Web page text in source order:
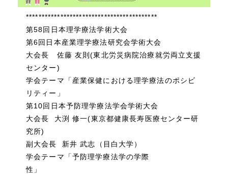
******************************************
第58回日本理学療法学術大会
第6回日本産業理学療法研究会学術大会
大会長 佐藤 友則(東北労災病院治療就労両立支援
センター)
学会テーマ「産業保健における理学療法のポシビ
リティー」
第10回日本予防理学療法学会学術大会
大会長 大渕 修一(東京都健康長寿医療センター研
究所)
副大会長 新井 武志（目白大学）
学会テーマ「予防理学療法学の学際
性」